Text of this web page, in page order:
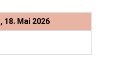
18. Mai 2026